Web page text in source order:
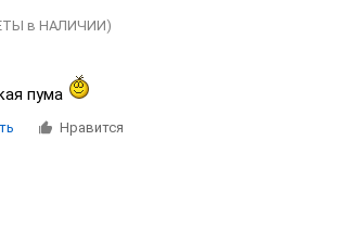
в НАЛИЧИИ)
пума
Нравится